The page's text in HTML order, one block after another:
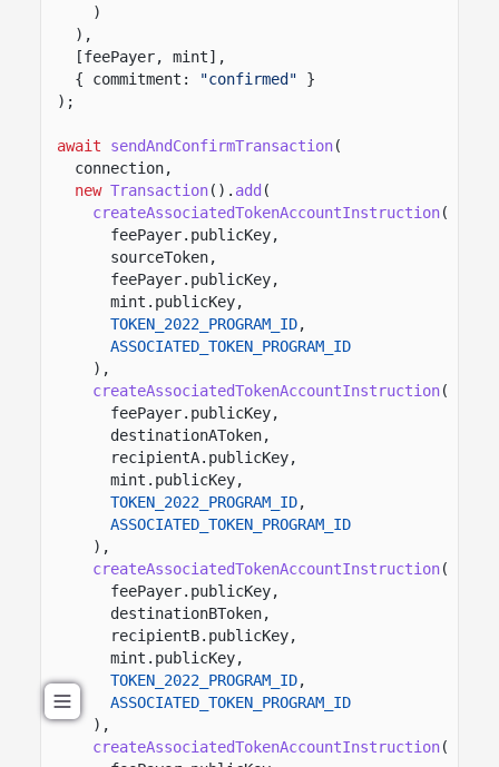
)
),
[feePayer, mint],
{ commitment:
"confirmed"
}
);
await sendAndConfirmTransaction(
connection,
new Transaction(). add (
createAssociatedTokenAccountInstruction(
feePayer.publicKey,
sourceToken,
feePayer.publicKey,
mint.publicKey,
TOKEN_2022_PROGRAM_ID,
ASSOCIATED_TOKEN_PROGRAM_ID
),
createAssociatedTokenAccountInstruction(
feePayer.publicKey,
destinationAToken,
recipientA.publicKey,
mint.publicKey,
TOKEN_2022_PROGRAM_ID,
ASSOCIATED_TOKEN_PROGRAM_ID
),
createAssociatedTokenAccountInstruction(
feePayer.publicKey,
destinationBToken,
recipientB.publicKey,
mint.publicKey,
TOKEN_2022_PROGRAM_ID,
ASSOCIATED_TOKEN_PROGRAM_ID
),
createAssociatedTokenAccountInstruction(